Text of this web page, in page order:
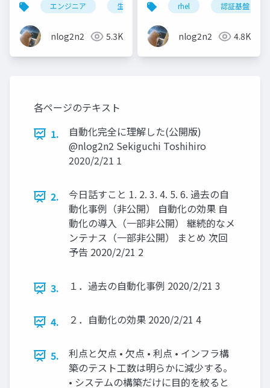
エンジニア 生活 windows モニター
nlog2n2 5.3K
rhel 認証基盤
nlog2n2 4.8K
各ページのテキスト
1.
自動化完全に理解した(公開版)
@nlog2n2 Sekiguchi Toshihiro
2020/2/21 1
2.
今日話すこと 1. 2. 3. 4. 5. 6. 過去の自
動化事例（非公開） 自動化の効果 自
動化の導入（一部非公開） 継続的なメ
ンテナス（一部非公開） まとめ 次回
予告 2020/2/21 2
3. １．過去の自動化事例 2020/2/21 3
4. ２．自動化の効果 2020/2/21 4
5.
利点と欠点 • 欠点 • 利点 • インフラ構
築のテスト工数は明らかに減少する。
• システムの構築だけに目的を絞ると